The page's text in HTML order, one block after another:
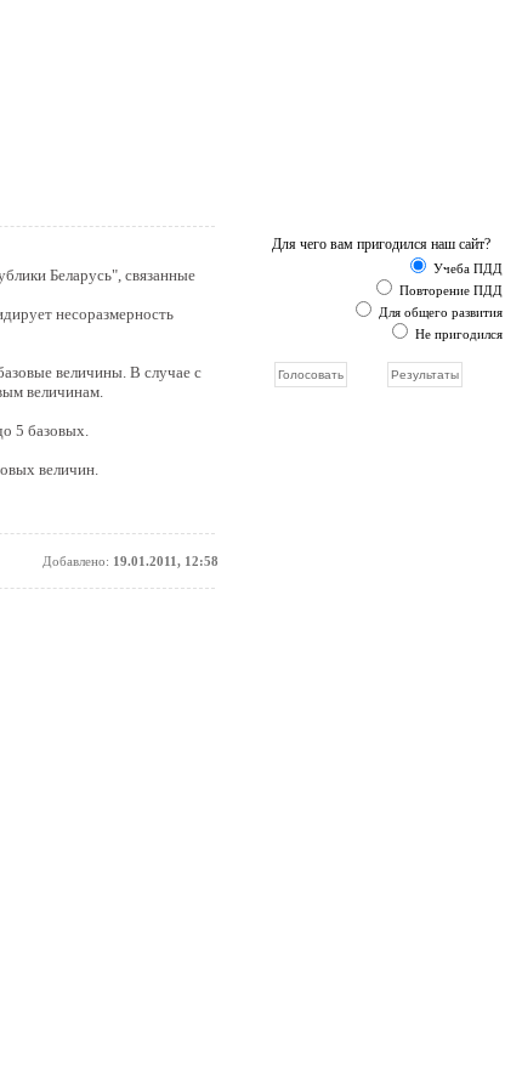
Беларусь", связанные
несоразмерность
величины. В случае с
величинам.
5 базовых.
величин.
Добавлено: 19.01.2011, 12:58
Для чего вам пригодился наш сайт?
Учеба ПДД
Повторение ПДД
Для общего развития
Не пригодился